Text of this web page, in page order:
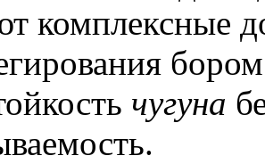
комплексные
чугуна